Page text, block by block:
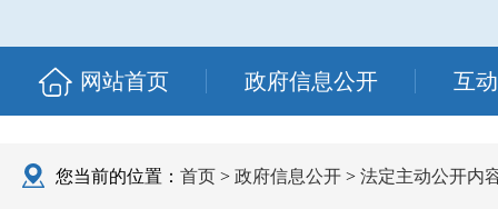
网站首页 政府信息公开 互
您当前的位置： 首页 > 政府信息公开 > 法定主动公开内